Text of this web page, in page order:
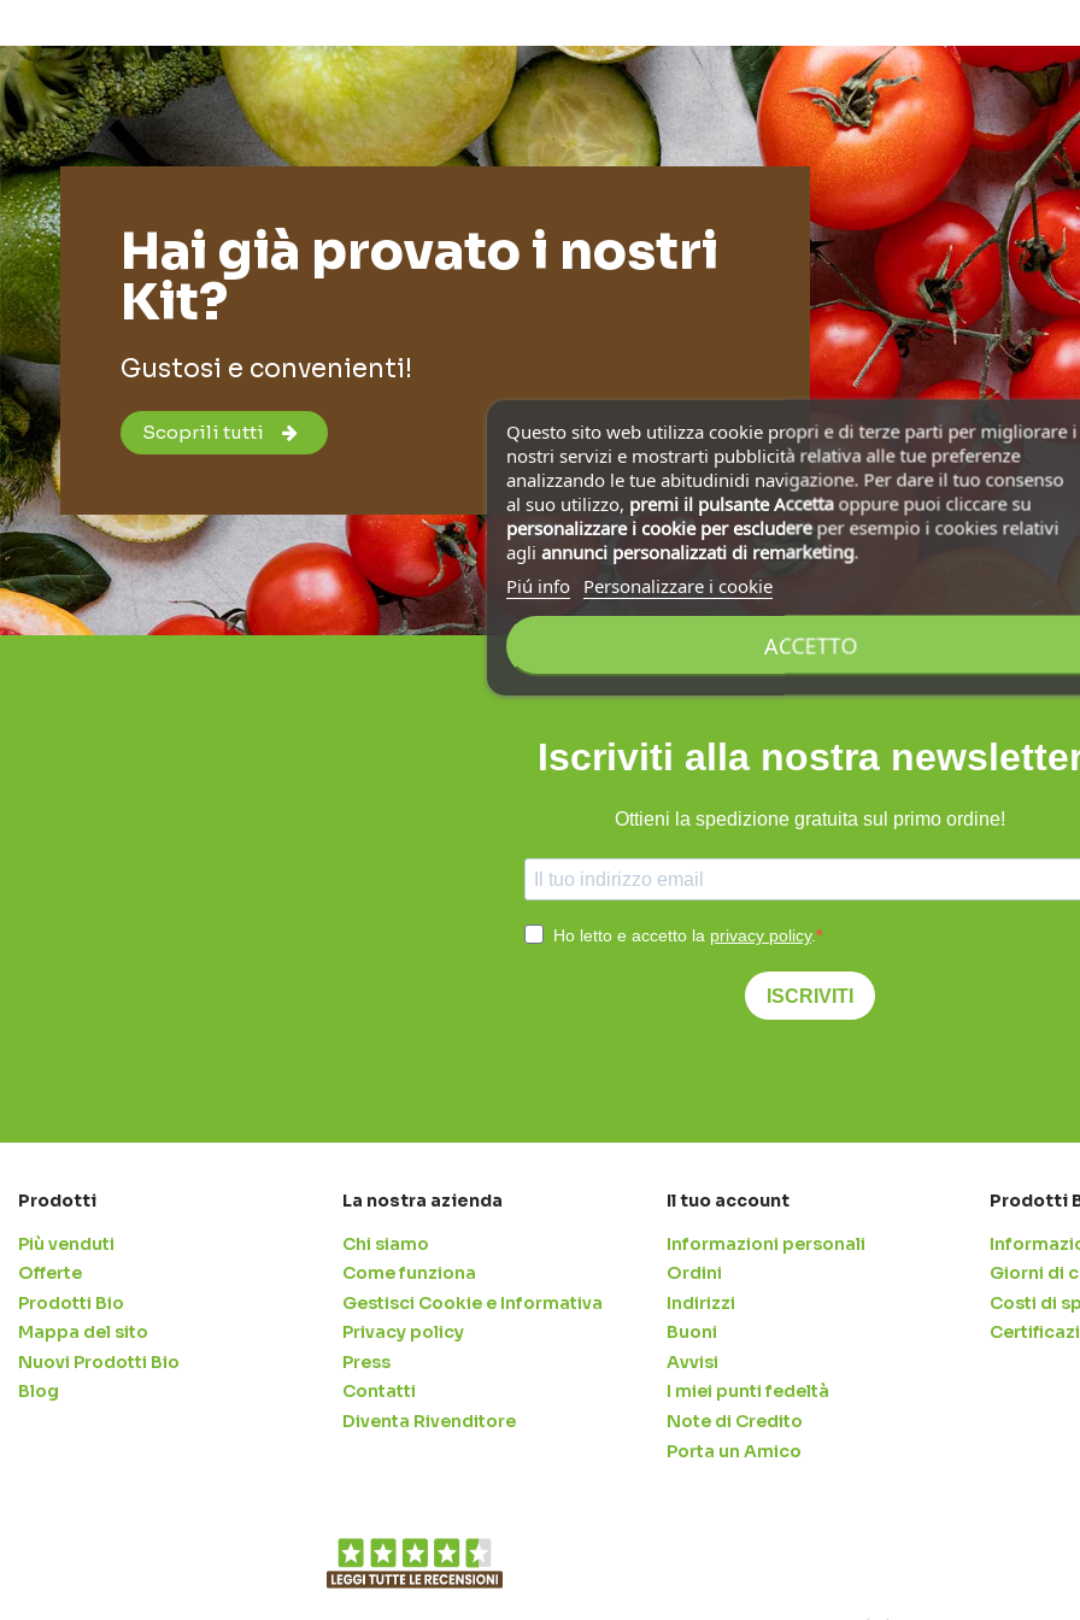
Hai già provato i nostri
Kit?
Gustosi e convenienti!
Scoprili tutti
Iscriviti alla nostra
Ottieni la spedizione gratuita sul primo ordine!
Ho letto e accetto la privacy policy.
ISCRIVITI
Prodotti
Più venduti
Offerte
Prodotti Bio
Mappa del sito
Nuovi Prodotti Bio
Blog
La nostra azienda
Chi siamo
Come funziona
Gestisci Cookie e Informativa
Privacy policy
Press
Contatti
Diventa Rivenditore
Il tuo account
Informazioni personali
Ordini
Indirizzi
Buoni
Avvisi
I miei punti fedeltà
Note di Credito
Porta un Amico
Prodotti
Giorni di
Costi di
Questo sito web utilizza cookie propri e di terze parti per migliorare i
nostri servizi e mostrarti pubblicità relativa alle tue preferenze
analizzando le tue abitudinidi navigazione. Per dare il tuo consenso
al suo utilizzo, premi il pulsante Accettaoppure puoi cliccare su
personalizzare i cookie per escludereper esempio i cookies relativi
agli annunci personalizzati di remarketing.
Piú info
Personalizzare i cookie
ACCETTO